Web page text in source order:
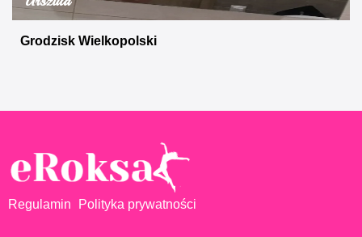
Grodzisk Wielkopolski
Regulamin Polityka prywatności